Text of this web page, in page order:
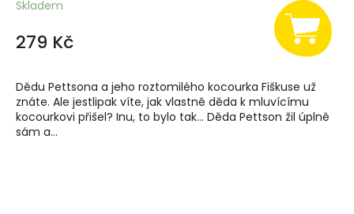
Skladem
279 Kč
Dědu Pettsona a jeho roztomilého kocourka Fiškuse už
znáte. Ale jestlipak víte, jak vlastně děda k mluvícímu
kocourkovi přišel? Inu, to bylo tak… Děda Pettson žil úplně
sám a...